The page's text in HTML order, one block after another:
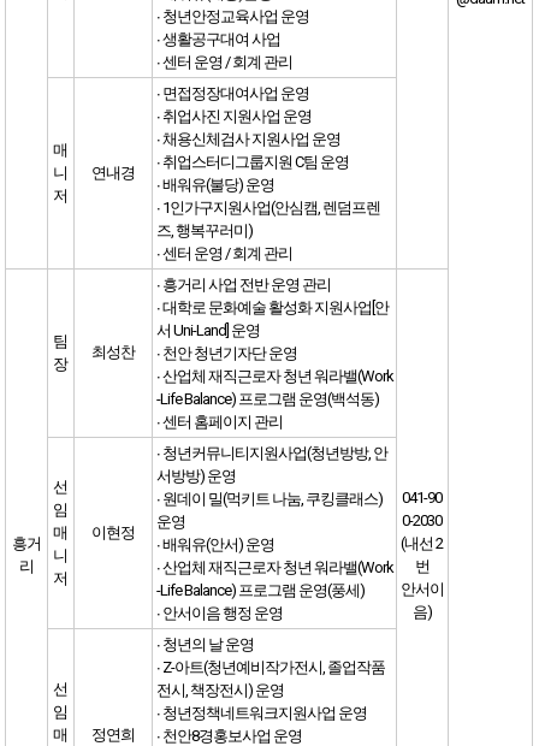
∙ 청년안정교육사업 운영
∙ 생활공구대여 사업
∙ 센터 운영 / 회계 관리
매
니
저
연내경
∙ 면접정장대여사업 운영
∙ 취업사진 지원사업 운영
∙ 채용신체검사 지원사업 운영
∙ 취업스터디그룹지원 C팀 운영
∙ 배워유(불당) 운영
∙ 1인가구지원사업(안심캠, 렌덤프렌
즈, 행복꾸러미)
∙ 센터 운영 / 회계 관리
흥거
리
팀
장
최성찬
∙ 흥거리 사업 전반 운영 관리
∙ 대학로 문화예술 활성화 지원사업[안
서 Uni-Land] 운영
∙ 천안 청년기자단 운영
∙ 산업체 재직근로자 청년 워라밸(Work
-Life Balance) 프로그램 운영(백석동)
∙ 센터 홈페이지 관리
041-90
0-2030
(내선 2
번
안서이
음)
선
임
매
니
저
이현정
∙ 청년커뮤니티지원사업(청년방방, 안
서방방) 운영
∙ 원데이 밀(먹키트 나눔, 쿠킹클래스)
운영
∙ 배워유(안서) 운영
∙ 산업체 재직근로자 청년 워라밸(Work
-Life Balance) 프로그램 운영(풍세)
∙ 안서이음 행정 운영
선
임
매
정연희
∙ 청년의 날 운영
∙ Z-아트(청년예비작가전시, 졸업작품
전시, 책장전시) 운영
∙ 청년정책네트워크지원사업 운영
∙ 천안8경홍보사업 운영